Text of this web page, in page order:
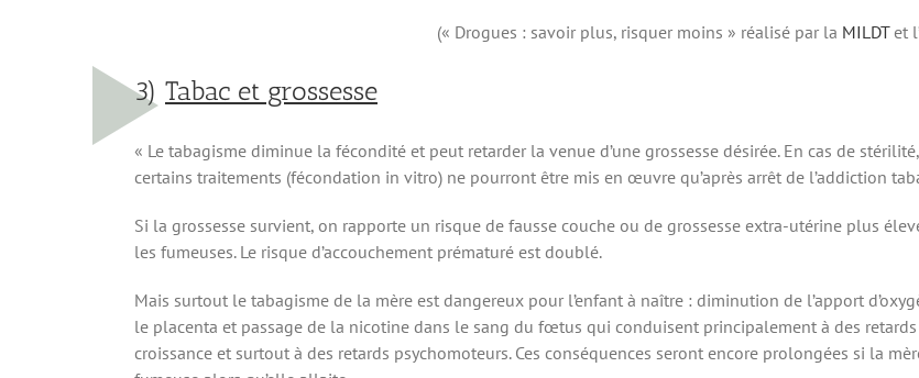
(« Drogues : savoir plus, risquer moins » réalisé par la MILDTet
3) Tabac et grossesse
« Le tabagisme diminue la fécondité et peut retarder la venue d’une grossesse désirée. En cas de stérilité,
certains traitements (fécondation in vitro) ne pourront être mis en œuvre qu’après arrêt de l’addiction
Si la grossesse survient, on rapporte un risque de fausse couche ou de grossesse extra-utérine plus
les fumeuses. Le risque d’accouchement prématuré est doublé.
Mais surtout le tabagisme de la mère est dangereux pour l’enfant à naître : diminution de l’apport
le placenta et passage de la nicotine dans le sang du fœtus qui conduisent principalement à des
croissance et surtout à des retards psychomoteurs. Ces conséquences seront encore prolongées si la